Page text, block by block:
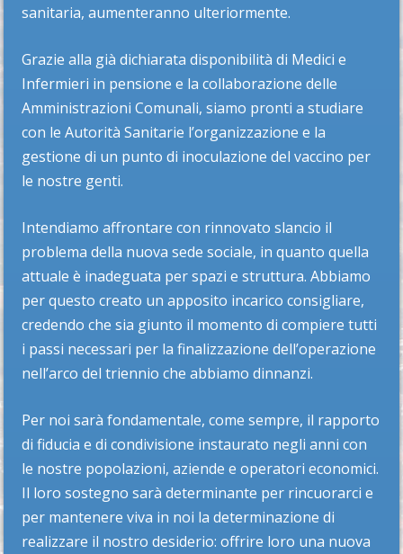
sanitaria, aumenteranno ulteriormente.
Grazie alla già dichiarata disponibilità di Medici e
Infermieri in pensione e la collaborazione delle
Amministrazioni Comunali, siamo pronti a studiare
con le Autorità Sanitarie l’organizzazione e la
gestione di un punto di inoculazione del vaccino per
le nostre genti.
Intendiamo affrontare con rinnovato slancio il
problema della nuova sede sociale, in quanto quella
attuale è inadeguata per spazi e struttura. Abbiamo
per questo creato un apposito incarico consigliare,
credendo che sia giunto il momento di compiere tutti
i passi necessari per la finalizzazione dell’operazione
nell’arco del triennio che abbiamo dinnanzi.
Per noi sarà fondamentale, come sempre, il rapporto
di fiducia e di condivisione instaurato negli anni con
le nostre popolazioni, aziende e operatori economici.
Il loro sostegno sarà determinante per rincuorarci e
per mantenere viva in noi la determinazione di
realizzare il nostro desiderio: offrire loro una nuova